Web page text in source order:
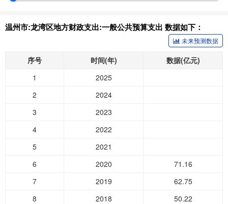
温州市:龙湾区地方财政支出:一般公共预算支出 数据如下：
未来预测数据
序号 时间(年)
数据(亿元)
1
2025
2
2024
3
2023
4
2022
5
2021
6
2020
71.16
7
2019
62.75
8
2018
50.22